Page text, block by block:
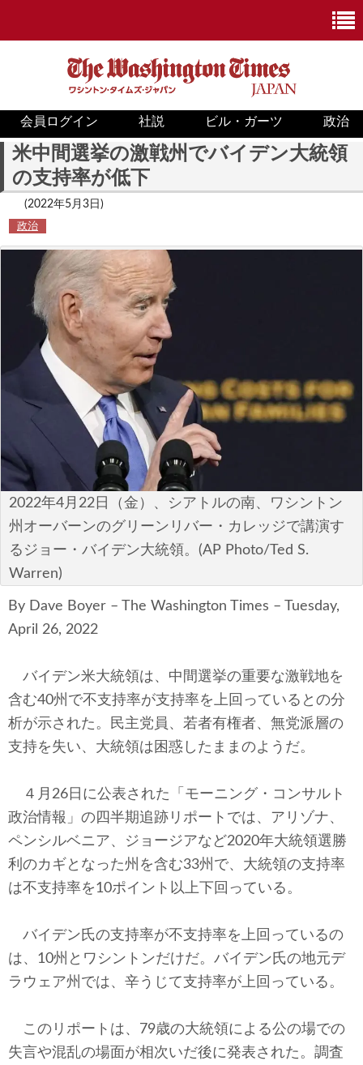
ニュース
政治
COVID-19
米国内
国際
安全保障
ビジネス・経済
カルチャー
ポリシー
税制・予算
サイバーセキュリティ―
国境・移民政策
テクノロジー
社説
ビル・ガーツ
東アジア
東京発
会員ログイン 社説 ビル・ガーツ 政治
米中間選挙の激戦州でバイデン大統領
の支持率が低下
(2022年5月3日)
政治
2022年4月22日（金）、シアトルの南、ワシントン
州オーバーンのグリーンリバー・カレッジで講演す
るジョー・バイデン大統領。(AP Photo/Ted S.
Warren)
By Dave Boyer – The Washington Times – Tuesday,
April 26, 2022
バイデン米大統領は、中間選挙の重要な激戦地を
含む40州で不支持率が支持率を上回っているとの分
析が示された。民主党員、若者有権者、無党派層の
支持を失い、大統領は困惑したままのようだ。
４月26日に公表された「モーニング・コンサルト
政治情報」の四半期追跡リポートでは、アリゾナ、
ペンシルベニア、ジョージアなど2020年大統領選勝
利のカギとなった州を含む33州で、大統領の支持率
は不支持率を10ポイント以上下回っている。
バイデン氏の支持率が不支持率を上回っているの
は、10州とワシントンだけだ。バイデン氏の地元デ
ラウェア州では、辛うじて支持率が上回っている。
このリポートは、79歳の大統領による公の場での
失言や混乱の場面が相次いだ後に発表された。調査